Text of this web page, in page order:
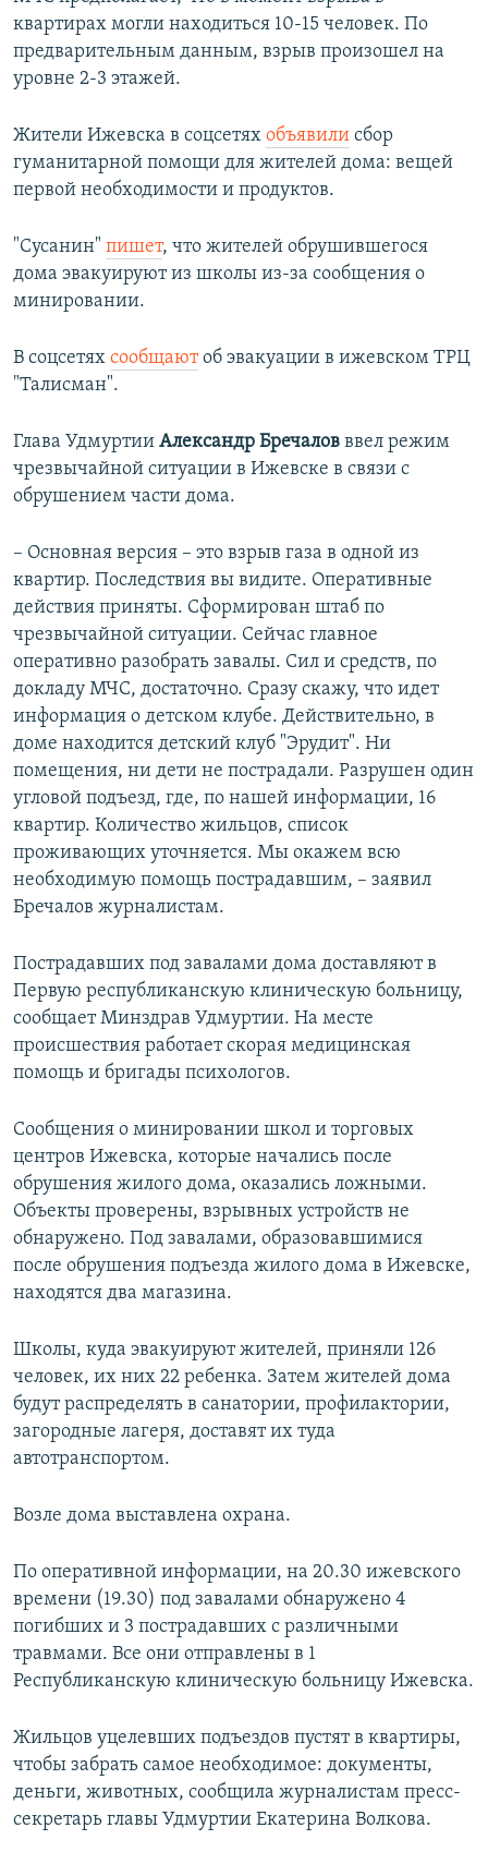
квартирах могли находиться 10-15 человек. По
предварительным данным, взрыв произошел на
уровне 2-3 этажей.
Жители Ижевска в соцсетях объявили сбор
гуманитарной помощи для жителей дома: вещей
первой необходимости и продуктов.
"Сусанин" пишет, что жителей обрушившегося
дома эвакуируют из школы из-за сообщения о
минировании.
В соцсетях сообщаютоб эвакуации в ижевском ТРЦ
"Талисман".
Глава Удмуртии Александр Бречалов ввел режим
чрезвычайной ситуации в Ижевске в связи с
обрушением части дома.
– Основная версия – это взрыв газа в одной из
квартир. Последствия вы видите. Оперативные
действия приняты. Сформирован штаб по
чрезвычайной ситуации. Сейчас главное
оперативно разобрать завалы. Сил и средств, по
докладу МЧС, достаточно. Сразу скажу, что идет
информация о детском клубе. Действительно, в
доме находится детский клуб "Эрудит". Ни
помещения, ни дети не пострадали. Разрушен один
угловой подъезд, где, по нашей информации, 16
квартир. Количество жильцов, список
проживающих уточняется. Мы окажем всю
необходимую помощь пострадавшим, – заявил
Бречалов журналистам.
Пострадавших под завалами дома доставляют в
Первую республиканскую клиническую больницу,
сообщает Минздрав Удмуртии. На месте
происшествия работает скорая медицинская
помощь и бригады психологов.
Сообщения о минировании школ и торговых
центров Ижевска, которые начались после
обрушения жилого дома, оказались ложными.
Объекты проверены, взрывных устройств не
обнаружено. Под завалами, образовавшимися
после обрушения подъезда жилого дома в Ижевске,
находятся два магазина.
Школы, куда эвакуируют жителей, приняли 126
человек, их них 22 ребенка. Затем жителей дома
будут распределять в санатории, профилактории,
загородные лагеря, доставят их туда
автотранспортом.
Возле дома выставлена охрана.
По оперативной информации, на 20.30 ижевского
времени (19.30) под завалами обнаружено 4
погибших и 3 пострадавших с различными
травмами. Все они отправлены в 1
Республиканскую клиническую больницу Ижевска.
Жильцов уцелевших подъездов пустят в квартиры,
чтобы забрать самое необходимое: документы,
деньги, животных, сообщила журналистам пресс-
секретарь главы Удмуртии Екатерина Волкова.